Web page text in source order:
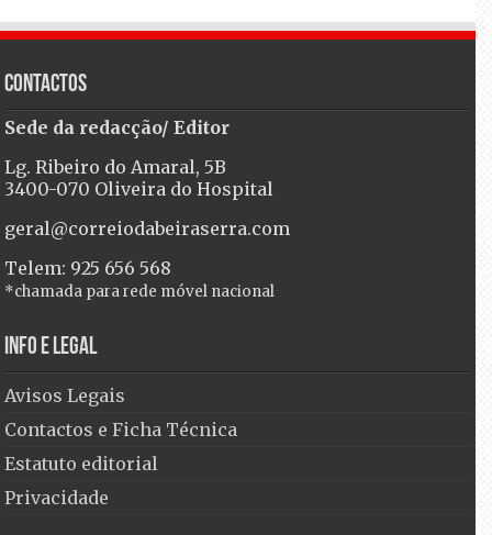
Contactos
Sede da redacção/ Editor
Lg. Ribeiro do Amaral, 5B
3400-070 Oliveira do Hospital
geral@correiodabeiraserra.com
Telem: 925 656 568
*chamada para rede móvel nacional
Info e Legal
Avisos Legais
Contactos e Ficha Técnica
Estatuto editorial
Privacidade